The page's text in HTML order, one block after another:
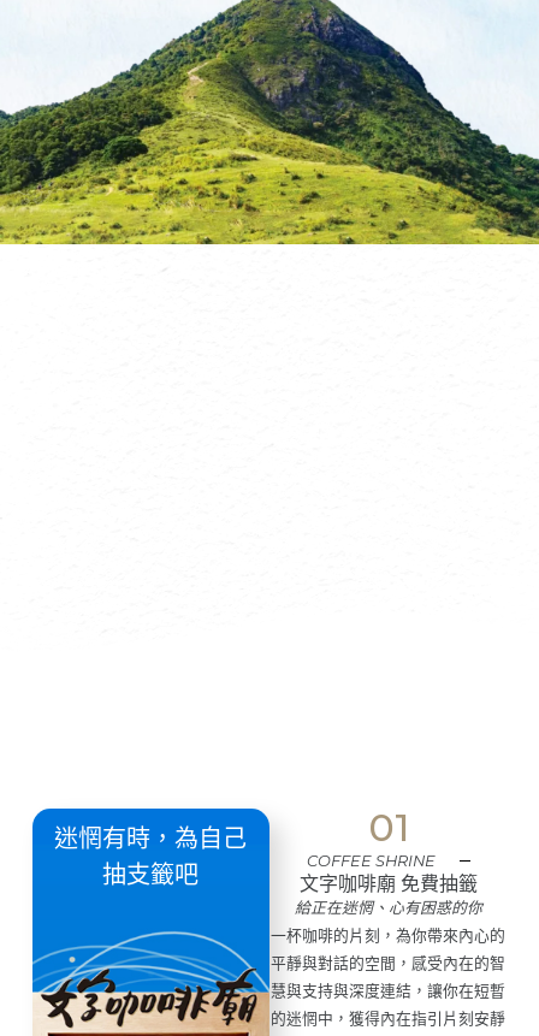
迷惘有時，為自己
抽支籤吧
01
COFFEE SHRINE
文字咖啡廟 免費抽籤
給正在迷惘、心有困惑的你
一杯咖啡的片刻，為你帶來內心的
平靜與對話的空間，感受內在的智
慧與支持與深度連結，讓你在短暫
的迷惘中，獲得內在指引片刻安靜